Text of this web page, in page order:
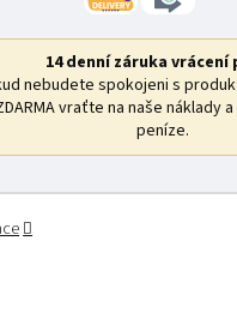
14 denní záruka vrácení
nebudete spokojeni s
vraťte na naše náklady
peníze.